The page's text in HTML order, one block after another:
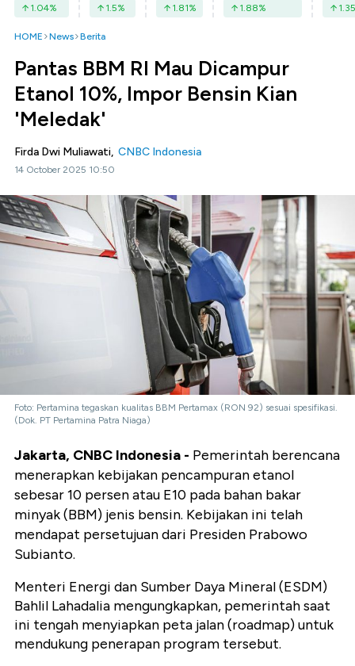
1.04% 1.5% 1.81% 1.88% 1.35
HOME News Berita
Pantas BBM RI Mau Dicampur
Etanol 10%, Impor Bensin Kian
'Meledak'
Firda Dwi Muliawati, CNBC Indonesia
14 October 2025 10:50
Foto: Pertamina tegaskan kualitas BBM Pertamax (RON 92) sesuai spesifikasi.
(Dok. PT Pertamina Patra Niaga)
Jakarta, CNBC Indonesia - Pemerintah berencana
menerapkan kebijakan pencampuran etanol
sebesar 10 persen atau E10 pada bahan bakar
minyak (BBM) jenis bensin. Kebijakan ini telah
mendapat persetujuan dari Presiden Prabowo
Subianto.
Menteri Energi dan Sumber Daya Mineral (ESDM)
Bahlil Lahadalia mengungkapkan, pemerintah saat
ini tengah menyiapkan peta jalan (roadmap) untuk
mendukung penerapan program tersebut.